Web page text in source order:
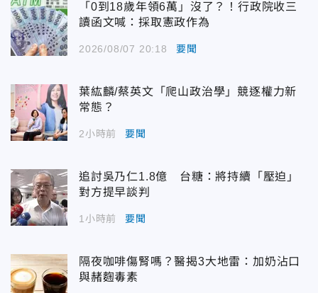
「0到18歲年領6萬」沒了？！行政院收三
讀函文喊：採取憲政作為
2026/08/07 20:18 要聞
葉紘麟/蔡英文「爬山政治學」競逐權力新
常態？
2小時前 要聞
追討吳乃仁1.8億 台糖：將持續「壓迫」
對方提早談判
1小時前 要聞
隔夜咖啡傷腎嗎？醫揭3大地雷：加奶沾口
與赭麴毒素